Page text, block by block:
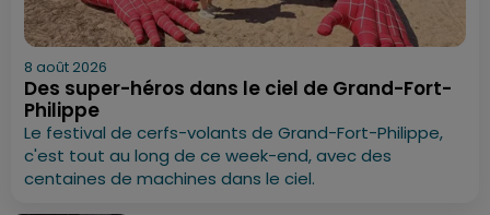
8 août 2026
Des super-héros dans le ciel de Grand-Fort-
Philippe
Le festival de cerfs-volants de Grand-Fort-Philippe,
c'est tout au long de ce week-end, avec des
centaines de machines dans le ciel.